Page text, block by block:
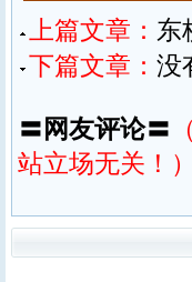
上篇文章： 东
下篇文章： 没
〓网友评论〓
站立场无关！）